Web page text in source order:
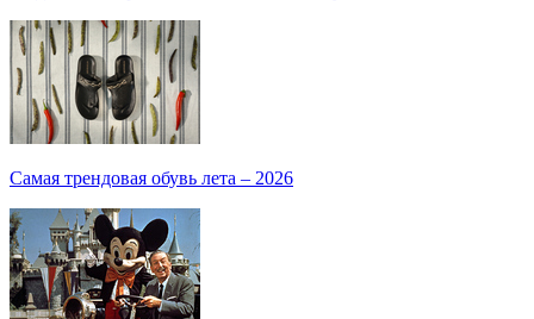
Самая трендовая обувь лета – 2026